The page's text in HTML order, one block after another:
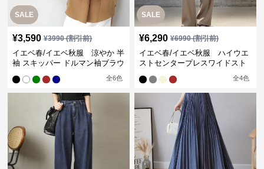
SALE
¥3,590 ¥3990(割引前)
イエベ春/イエベ秋服 涼やか 半
袖 スキッパー ドルマン袖ブラウ
全6色
SALE
¥6,290 ¥6990(割引前)
イエベ春/イエベ秋服 ハイウエ
ストセンタープレスワイドスト
全4色